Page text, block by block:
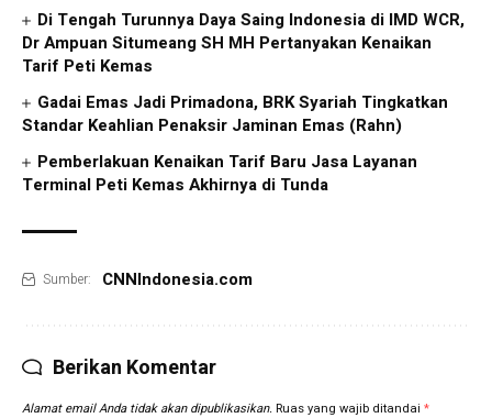
Di Tengah Turunnya Daya Saing Indonesia di IMD WCR,
Dr Ampuan Situmeang SH MH Pertanyakan Kenaikan
Tarif Peti Kemas
Gadai Emas Jadi Primadona, BRK Syariah Tingkatkan
Standar Keahlian Penaksir Jaminan Emas (Rahn)
Pemberlakuan Kenaikan Tarif Baru Jasa Layanan
Terminal Peti Kemas Akhirnya di Tunda
Sumber: CNNIndonesia.com
Berikan Komentar
Alamat email Anda tidak akan dipublikasikan. Ruas yang wajib ditandai *